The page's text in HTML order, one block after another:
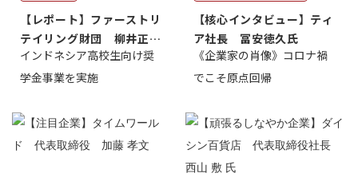
【レポート】ファーストリ
テイリング財団 柳井正
理事長
インドネシア高校生向け奨
学金事業を実施
【核心インタビュー】ティ
ア社長 冨安徳久氏
《企業家の肖像》コロナ禍
でこそ原点回帰